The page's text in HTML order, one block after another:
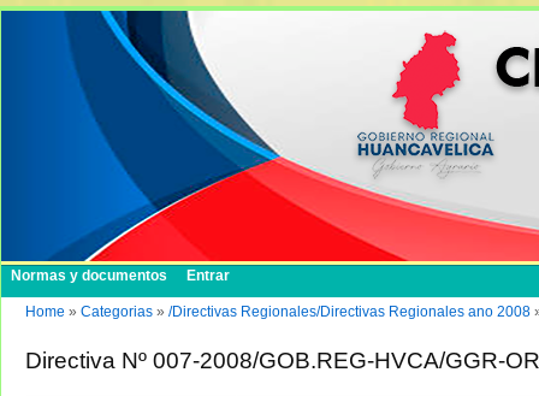
Normas y documentos Entrar
Home » Categorias » /Directivas Regionales/Directivas Regionales ano 2008
Directiva Nº 007-2008/GOB.REG-HVCA/GGR-